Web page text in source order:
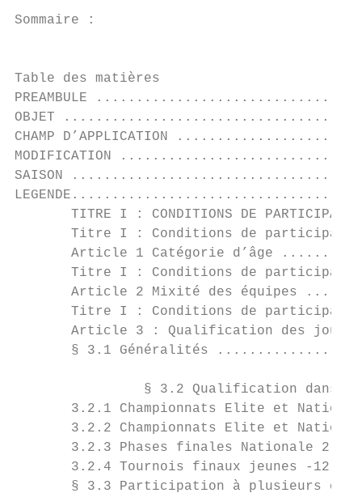
Sommaire :
Table des matières
PREAMBULE
OBJET
CHAMP D’APPLICATION
MODIFICATION
SAISON
TITRE I : CONDITIONS DE
Titre I : Conditions de
Article 1 Catégorie d’âge
Titre I : Conditions de
Article 2 Mixité des équipes
Titre I : Conditions de
Article 3 : Qualification des
§ 3.1 Généralités
§ 3.2 Qualification dans
3.2.1 Championnats Elite et
3.2.2 Championnats Elite et
3.2.3 Phases finales Nationale 2
3.2.4 Tournois finaux jeunes -12
§ 3.3 Participation à plusieurs